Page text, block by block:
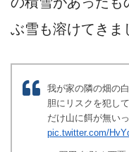
ぶ雪も溶けてきま
我が家の隣の畑の
胆にリスクを犯し
だけ山に餌が無い
pic.twitter.com/